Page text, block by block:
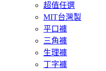
超值任選
MIT台灣製
平口褲
三角褲
生理褲
丁字褲